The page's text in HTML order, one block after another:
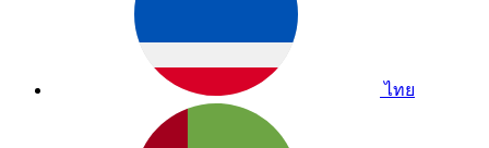
ไทย